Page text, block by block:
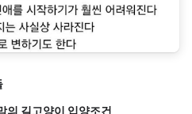
의 길고양이 입양조건